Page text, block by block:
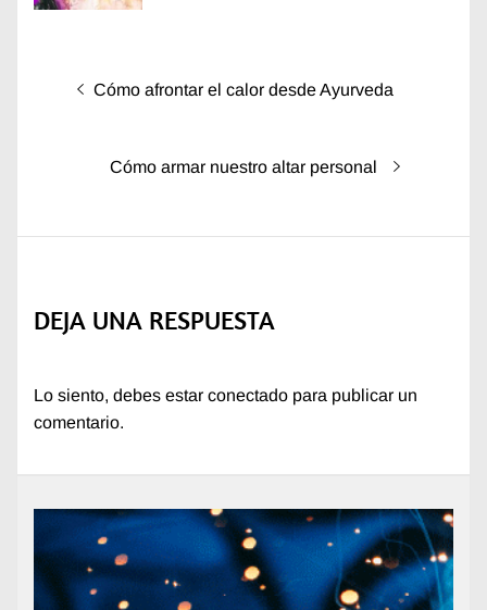
Navegación
Entrada
Cómo afrontar el calor desde Ayurveda
Entrada
Cómo armar nuestro altar personal
DEJA UNA RESPUESTA
Lo siento, debes estar conectado para publicar un
comentario.